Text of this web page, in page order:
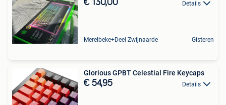
€ 130,00 Details
Merelbeke+Deel Zwijnaarde Gisteren
Glorious GPBT Celestial Fire Keycaps
€ 54,95 Details